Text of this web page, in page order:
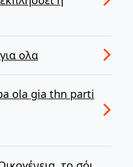
ολα
ola gia thn parti